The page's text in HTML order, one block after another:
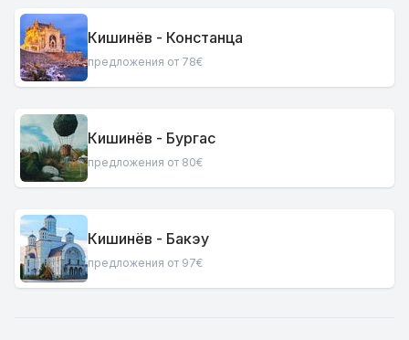
Кишинёв - Констанца
предложения от 78€
Кишинёв - Бургас
предложения от 80€
Кишинёв - Бакэу
предложения от 97€